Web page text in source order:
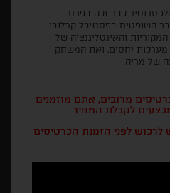
כבר זכה בפרס
השופטים בפסטיבל קרלובי
והאינטליגנציה של
מערכות יחסים, ואת המשחק
של מריה.
מרובים, אתם מוזמנים
לקבלת המחיר
לרכוש לפני הזמנת הכרטיסים